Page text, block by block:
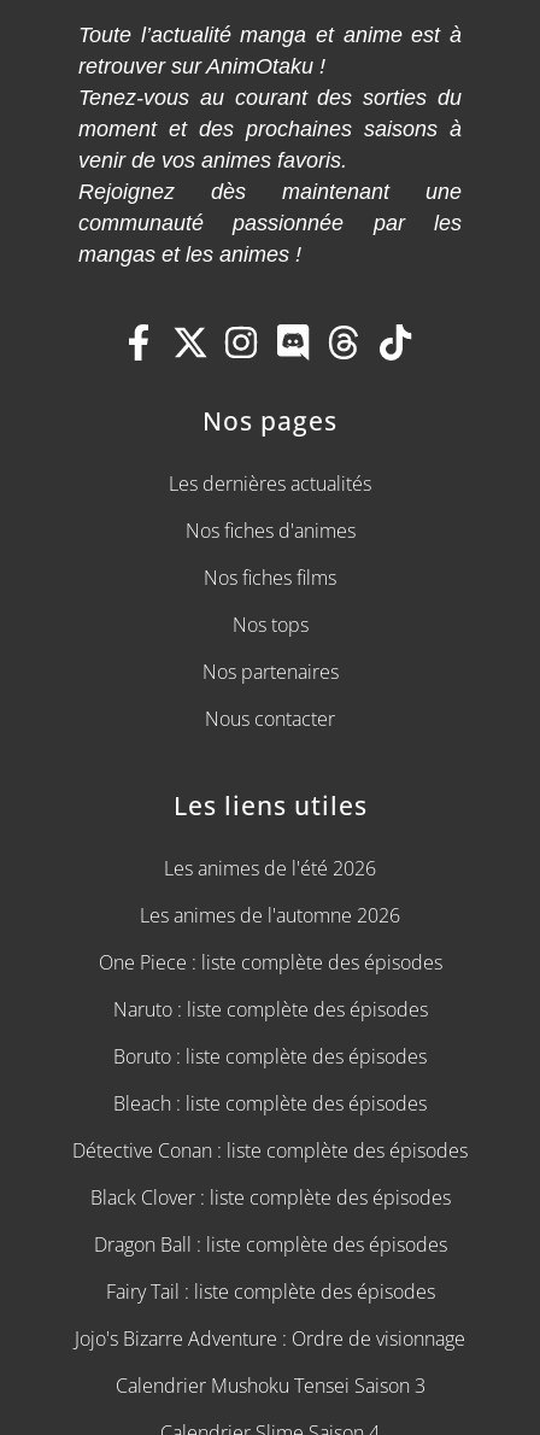
Toute l’actualité manga et anime est à
retrouver sur AnimOtaku !
Tenez-vous au courant des sorties du
moment et des prochaines saisons à
venir de vos animes favoris.
Rejoignez dès maintenant une
communauté passionnée par les
mangas et les animes !
Nos pages
Les dernières actualités
Nos fiches d'animes
Nos fiches films
Nos tops
Nos partenaires
Nous contacter
Les liens utiles
Les animes de l'été 2026
Les animes de l'automne 2026
One Piece : liste complète des épisodes
Naruto : liste complète des épisodes
Boruto : liste complète des épisodes
Bleach : liste complète des épisodes
Détective Conan : liste complète des épisodes
Black Clover : liste complète des épisodes
Dragon Ball : liste complète des épisodes
Fairy Tail : liste complète des épisodes
Jojo's Bizarre Adventure : Ordre de visionnage
Calendrier Mushoku Tensei Saison 3